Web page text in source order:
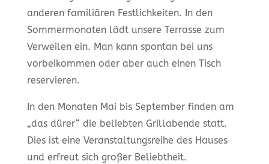
anderen familiären Festlichkeiten. In den
Sommermonaten lädt unsere Terrasse zum
Verweilen ein. Man kann spontan bei uns
vorbeikommen oder aber auch einen Tisch
reservieren.
In den Monaten Mai bis September finden am
„das dürer“ die beliebten Grillabende statt.
Dies ist eine Veranstaltungsreihe des Hauses
und erfreut sich großer Beliebtheit.